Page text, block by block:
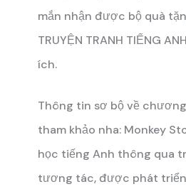
mắn nhận được bộ quà
TRUYỆN TRANH TIẾNG
ích.
Thông tin sơ bộ về
tham khảo nha: Monkey
học tiếng Anh thông qua
tương tác, được phát